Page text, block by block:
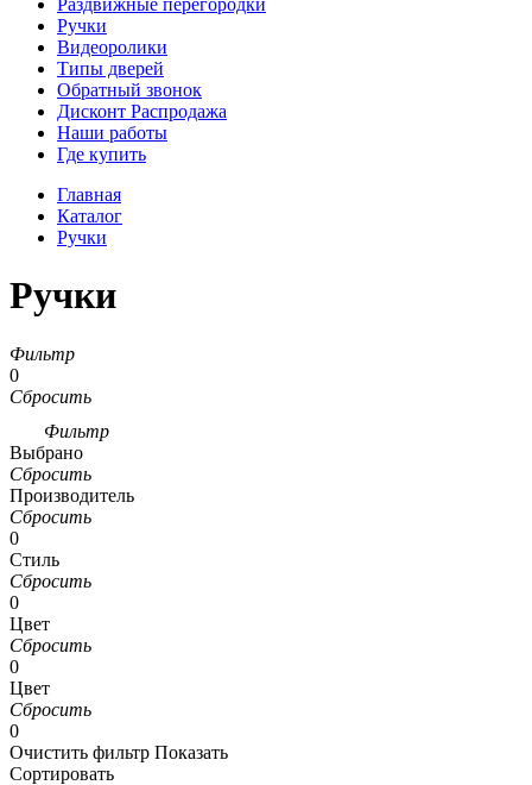
Раздвижные перегородки
Ручки
Видеоролики
Типы дверей
Обратный звонок
Дисконт Распродажа
Наши работы
Где купить
Главная
Каталог
Ручки
Ручки
Фильтр
0
Сбросить
Фильтр
Выбрано
Сбросить
Производитель
Сбросить
0
Стиль
Сбросить
0
Цвет
Сбросить
0
Цвет
Сбросить
0
Очистить фильтр Показать
Сортировать